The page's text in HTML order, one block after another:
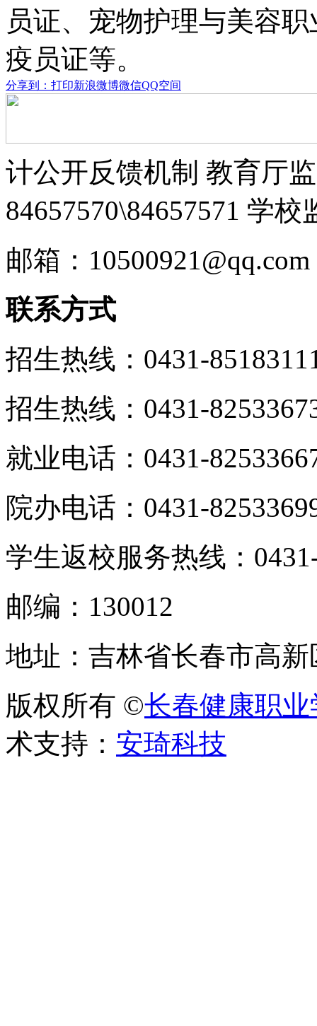
员证、宠物护理与美容
疫员证等。
分享到： 打印新浪微博微信QQ空间
计公开反馈机制 教育厅
84657570\84657571 学
邮箱：10500921@qq.com
联系方式
招生热线：0431-
招生热线：0431-
就业电话：0431-
院办电话：0431-
学生返校服务热线：
邮编：130012
地址：吉林省长春市高新
版权所有 ©长春健康职业
术支持： 安琦科技